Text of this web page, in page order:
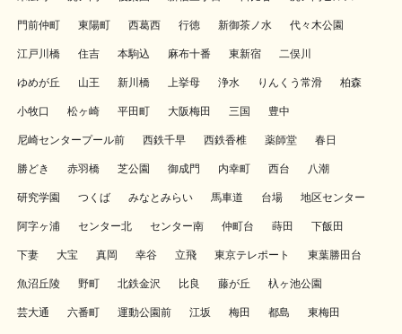
門前仲町 東陽町 西葛西 行徳 新御茶ノ水 代々木公園
江戸川橋 住吉 本駒込 麻布十番 東新宿 二俣川
ゆめが丘 山王 新川橋 上挙母 浄水 りんくう常滑 柏森
小牧口 松ヶ崎 平田町 大阪梅田 三国 豊中
尼崎センタープール前 西鉄千早 西鉄香椎 薬師堂 春日
勝どき 赤羽橋 芝公園 御成門 内幸町 西台 八潮
研究学園 つくば みなとみらい 馬車道 台場 地区センター
阿字ヶ浦 センター北 センター南 仲町台 蒔田 下飯田
下妻 大宝 真岡 幸谷 立飛 東京テレポート 東葉勝田台
魚沼丘陵 野町 北鉄金沢 比良 藤が丘 杁ヶ池公園
芸大通 六番町 運動公園前 江坂 梅田 都島 東梅田